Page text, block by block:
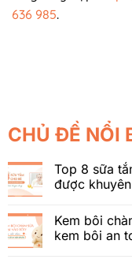
636 985.
CHỦ ĐỀ NỔI
Top 8 sữa
được
Kem bôi
kem bôi an